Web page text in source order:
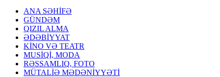
ANA SƏHİFƏ
GÜNDƏM
QIZIL ALMA
ƏDƏBİYYAT
KİNO VƏ TEATR
MUSİQİ, MODA
RƏSSAMLIQ, FOTO
MÜTALİƏ MƏDƏNİYYƏTİ